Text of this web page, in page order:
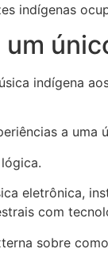
indígenas
indígena
a uma
eletrônica,
com
sobre